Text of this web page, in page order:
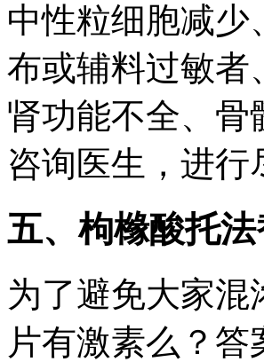
中性粒细胞减少
布或辅料过敏者
肾功能不全、骨
咨询医生，进行
五、枸橼酸托
为了避免大家
片有激素么？